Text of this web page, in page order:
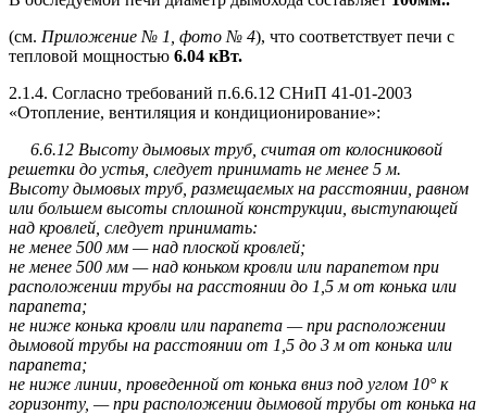
(см. Приложение № 1, фото № 4), что соответствует печи с
тепловой мощностью 6.04 кВт.
2.1.4. Согласно требований п.6.6.12 СНиП 41-01-2003
«Отопление, вентиляция и кондиционирование»:
6.6.12 Высоту дымовых труб, считая от колосниковой
решетки до устья, следует принимать не менее 5 м.
Высоту дымовых труб, размещаемых на расстоянии, равном
или большем высоты сплошной конструкции, выступающей
над кровлей, следует принимать:
не менее 500 мм — над плоской кровлей;
не менее 500 мм — над коньком кровли или парапетом при
расположении трубы на расстоянии до 1,5 м от конька или
парапета;
не ниже конька кровли или парапета — при расположении
дымовой трубы на расстоянии от 1,5 до 3 м от конька или
парапета;
не ниже линии, проведенной от конька вниз под углом 10° к
горизонту, — при расположении дымовой трубы от конька на